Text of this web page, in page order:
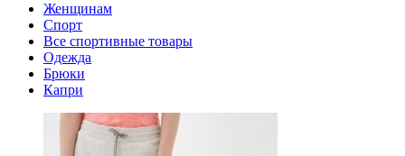
Женщинам
Спорт
Все спортивные товары
Одежда
Брюки
Капри